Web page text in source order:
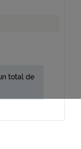
total de